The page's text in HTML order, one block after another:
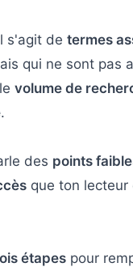
s'agit de termes
qui ne sont pas
volume de
.
des points
que ton
étapes pour